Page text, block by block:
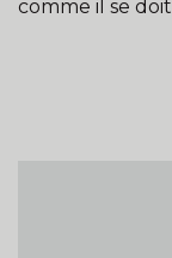
comme il se